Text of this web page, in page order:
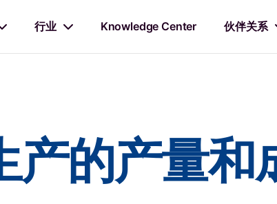
行业 Knowledge Center 伙伴关系
产的产量和